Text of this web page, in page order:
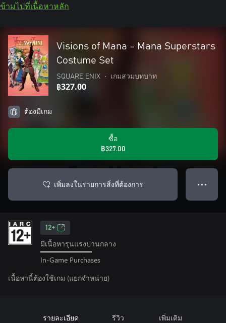
ข้ามไปที่เนื้อหาหลัก
Visions of Mana - Mana Superstars
Costume Set
SQUARE ENIX • เกมสวมบทบาท
฿327.00
ต้องมีเกม
ซื้อ
฿327.00
เพิ่มลงในรายการสิ่งที่ต้องการ ● ● ●
12+
มีเนื้อหารุนแรงปานกลาง
In-Game Purchases
เนื้อหานี้ต้องใช้เกม (แยกจำหน่าย)
รายละเอียด รีวิว เพิ่มเติม